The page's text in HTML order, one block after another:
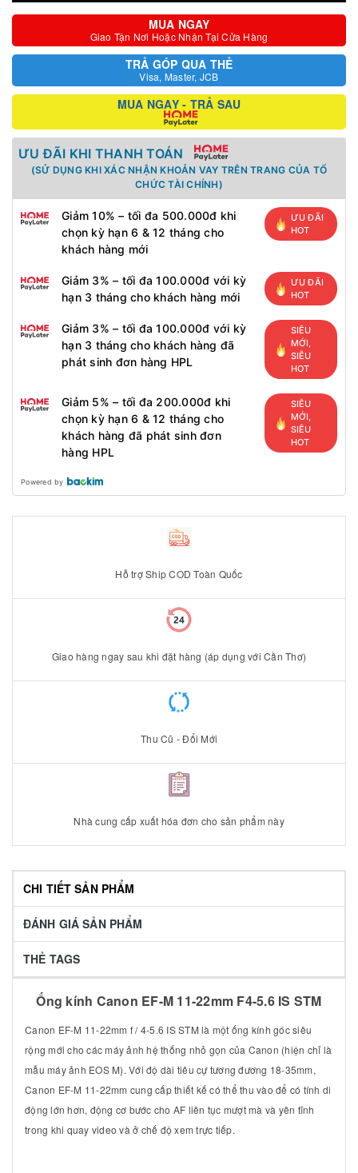
MUA NGAY
Giao Tận Nơi Hoặc Nhận Tại Cửa Hàng
TRẢ GÓP QUA THẺ
Visa, Master, JCB
MUA NGAY - TRẢ SAU
ƯU ĐÃI KHI THANH TOÁN
(SỬ DỤNG KHI XÁC NHẬN KHOẢN VAY TRÊN TRANG CỦA TỔ
CHỨC TÀI CHÍNH)
Giảm 10% – tối đa 500.000đ khi
chọn kỳ hạn 6 & 12 tháng cho
khách hàng mới
ƯU ĐÃI
HOT
Giảm 3% – tối đa 100.000đ với kỳ
hạn 3 tháng cho khách hàng mới
ƯU ĐÃI
HOT
Giảm 3% – tối đa 100.000đ với kỳ
hạn 3 tháng cho khách hàng đã
phát sinh đơn hàng HPL
SIÊU
MỚI,
SIÊU
HOT
Giảm 5% – tối đa 200.000đ khi
chọn kỳ hạn 6 & 12 tháng cho
khách hàng đã phát sinh đơn
hàng HPL
SIÊU
MỚI,
SIÊU
HOT
Powered by
Hỗ trợ Ship COD Toàn Quốc
Giao hàng ngay sau khi đặt hàng (áp dụng với Cần Thơ)
Thu Cũ - Đổi Mới
Nhà cung cấp xuất hóa đơn cho sản phẩm này
CHI TIẾT SẢN PHẨM
ĐÁNH GIÁ SẢN PHẨM
THẺ TAGS
Ống kính Canon EF-M 11-22mm F4-5.6 IS STM
Canon EF-M 11-22mm f / 4-5.6 IS STM là một ống kính góc siêu
rộng mới cho các máy ảnh hệ thống nhỏ gọn của Canon (hiện chỉ là
mẫu máy ảnh EOS M). Với độ dài tiêu cự tương đương 18-35mm,
Canon EF-M 11-22mm cung cấp thiết kế có thể thu vào để có tính di
động lớn hơn, động cơ bước cho AF liên tục mượt mà và yên tĩnh
trong khi quay video và ở chế độ xem trực tiếp.